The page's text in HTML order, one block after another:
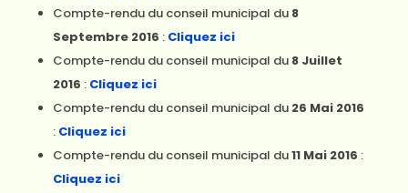
Compte-rendu du conseil municipal du8
Septembre 2016 : Cliquez ici
Compte-rendu du conseil municipal du8 Juillet
2016 : Cliquez ici
Compte-rendu du conseil municipal du26 Mai 2016
: Cliquez ici
Compte-rendu du conseil municipal du11 Mai 2016 :
Cliquez ici